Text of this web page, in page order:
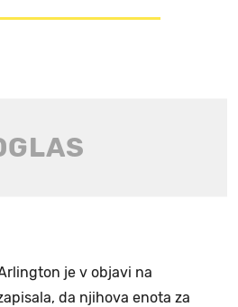
je v objavi na
da njihova enota za